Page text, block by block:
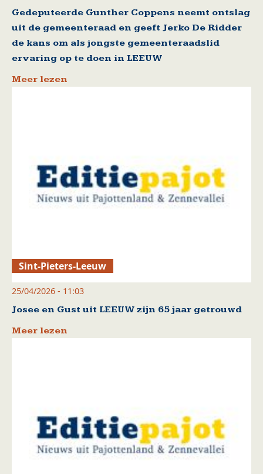
Gedeputeerde Gunther Coppens neemt ontslag
uit de gemeenteraad en geeft Jerko De Ridder
de kans om als jongste gemeenteraadslid
ervaring op te doen in LEEUW
Meer lezen
Sint-Pieters-Leeuw
25/04/2026 - 11:03
Josee en Gust uit LEEUW zijn 65 jaar getrouwd
Meer lezen